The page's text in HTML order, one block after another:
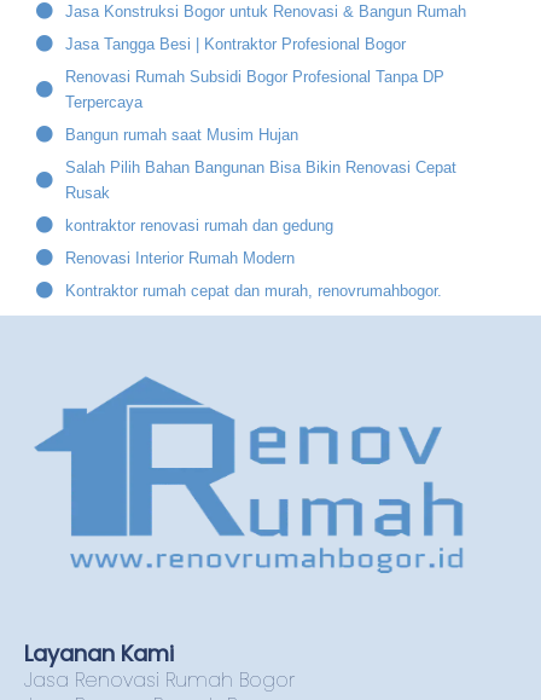
Jasa Konstruksi Bogor untuk Renovasi & Bangun Rumah
Jasa Tangga Besi | Kontraktor Profesional Bogor
Renovasi Rumah Subsidi Bogor Profesional Tanpa DP
Terpercaya
Bangun rumah saat Musim Hujan
Salah Pilih Bahan Bangunan Bisa Bikin Renovasi Cepat
Rusak
kontraktor renovasi rumah dan gedung
Renovasi Interior Rumah Modern
Kontraktor rumah cepat dan murah, renovrumahbogor.
Layanan Kami
Jasa Renovasi Rumah Bogor